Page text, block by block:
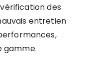
des
entretien
gamme.